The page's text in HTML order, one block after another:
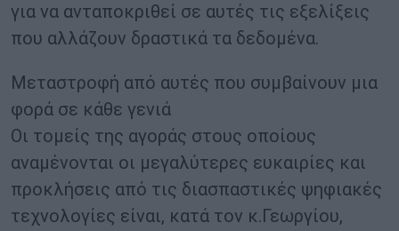
για να ανταποκριθεί σε αυτές τις εξελίξεις
που αλλάζουν δραστικά τα δεδομένα.
Μεταστροφή από αυτές που συμβαίνουν μια
φορά σε κάθε γενιά
Οι τομείς της αγοράς στους οποίους
αναμένονται οι μεγαλύτερες ευκαιρίες και
προκλήσεις από τις διασπαστικές ψηφιακές
τεχνολογίες είναι, κατά τον κ.Γεωργίου,